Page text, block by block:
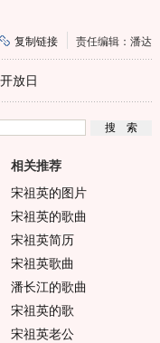
复制链接 责任编辑：潘达
放日
相关推荐
宋祖英的图片
宋祖英的歌曲
宋祖英简历
宋祖英歌曲
潘长江的歌曲
宋祖英的歌
宋祖英老公